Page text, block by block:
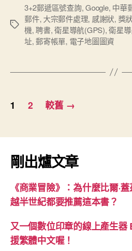
標
3+2郵遞區號查詢,Google, 中華
郵件, 大宗郵件處理, 感謝狀, 獎
機,聘書,衛星導航(GPS),衛星
址,郵寄帳單, 電子地圖圖資
文
分
頁
1 2 較舊 →
剛出爐文章
《商業冒險》：為什麼比爾·
越半世紀都要推薦這本書？
又一個數位印章的線上產生
援繁體中文喔！